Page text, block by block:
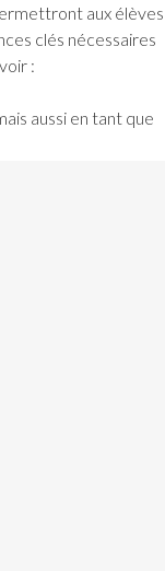
aux élèves
clés nécessaires
:
aussi en tant que